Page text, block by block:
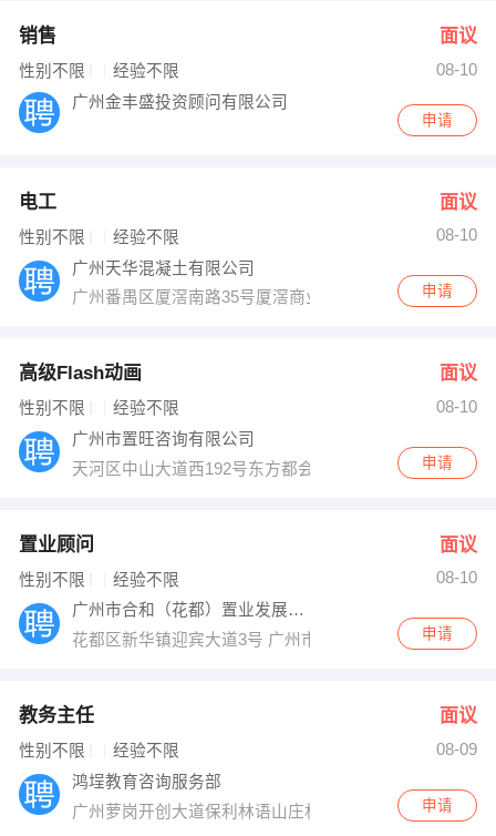
销售 面议
性别不限 经验不限
08-10
广州金丰盛投资顾问有限公司
申请
电工 面议
性别不限 经验不限
08-10
广州天华混凝土有限公司
广州番禺区厦滘南路35号厦滘商业大厦2号楼8楼申请
高级Flash动画 面议
性别不限 经验不限
08-10
广州市置旺咨询有限公司
天河区中山大道西192号东方都会广场B栋901室（510000
申请
置业顾问 面议
性别不限 经验不限
08-10
广州市合和（花都）置业发展有限公司
花都区新华镇迎宾大道3号 广州市合和（花都）置业发展
申请
教务主任 面议
性别不限 经验不限
08-09
鸿埕教育咨询服务部
广州萝岗开创大道保利林语山庄林语路1号103
申请